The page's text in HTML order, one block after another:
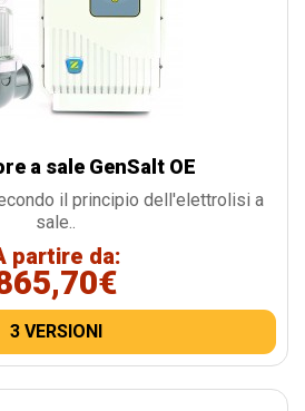
a sale GenSalt OE
il principio dell'elettrolisi a
sale..
partire da:
3 VERSIONI